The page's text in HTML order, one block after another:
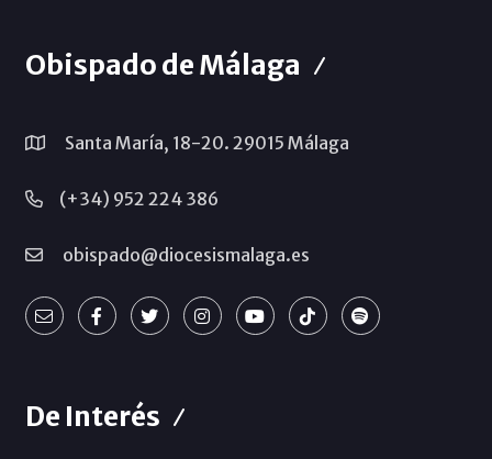
Obispado de Málaga
Santa María, 18-20. 29015 Málaga
(+34) 952 224 386
obispado@diocesismalaga.es
De Interés